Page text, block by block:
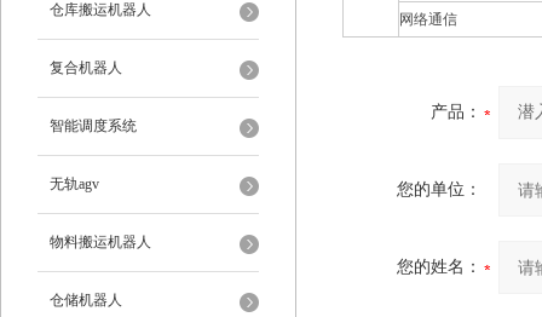
仓库搬运机器人
复合机器人
智能调度系统
无轨agv
物料搬运机器人
仓储机器人
网络通信
产品：
您的单位：
您的姓名：